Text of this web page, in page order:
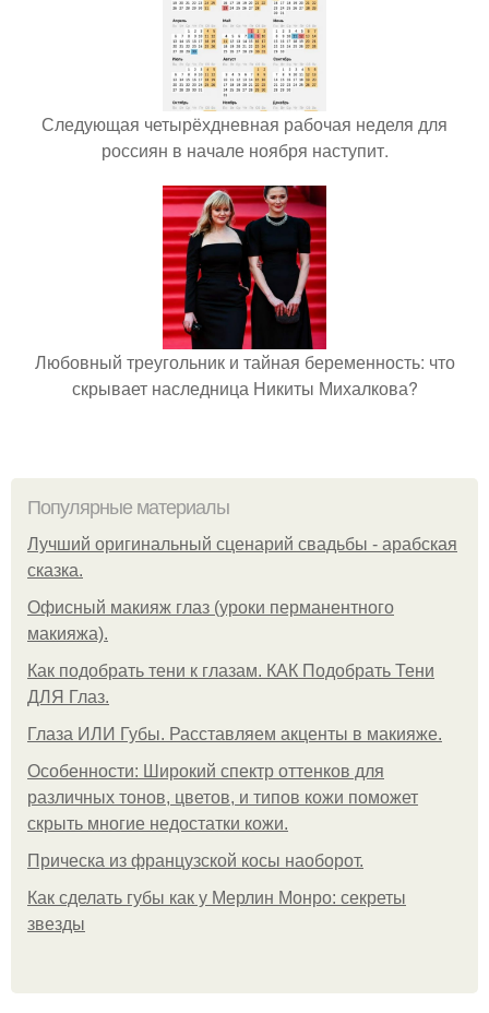
Следующая четырёхдневная рабочая неделя для
россиян в начале ноября наступит.
Любовный треугольник и тайная беременность: что
скрывает наследница Никиты Михалкова?
Популярные материалы
Лучший оригинальный сценарий свадьбы - арабская
сказка.
Офисный макияж глаз (уроки перманентного
макияжа).
Как подобрать тени к глазам. КАК Подобрать Тени
ДЛЯ Глаз.
Глаза ИЛИ Губы. Расставляем акценты в макияже.
Особенности: Широкий спектр оттенков для
различных тонов, цветов, и типов кожи поможет
скрыть многие недостатки кожи.
Прическа из французской косы наоборот.
Как сделать губы как у Мерлин Монро: секреты
звезды